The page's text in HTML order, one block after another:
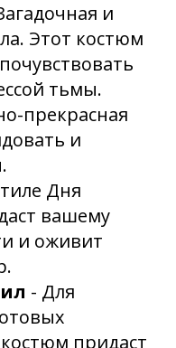
и
Этот костюм
тьмы.
прекрасная
и
Дня
вашему
и оживит
- Для
придаст